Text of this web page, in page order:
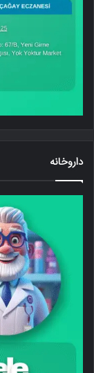
داروخانه